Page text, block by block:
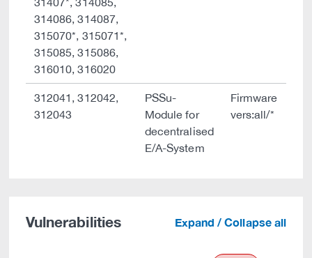
314086, 314087,
315070*, 315071*,
315085, 315086,
316010, 316020
312041, 312042,
312043
PSSu-
Module for
decentralised
E/A-System
Firmware
vers:all/*
Vulnerabilities Expand / Collapse all